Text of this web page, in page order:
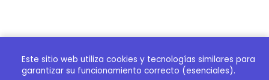
Este sitio web utiliza cookies y tecnologías similares para
garantizar su funcionamiento correcto (esenciales).